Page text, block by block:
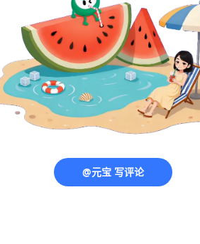
@元宝 写评论